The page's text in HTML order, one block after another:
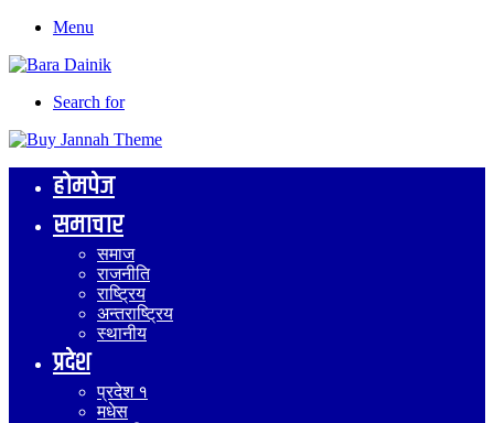
Menu
Search for
होमपेज
समाचार
समाज
राजनीति
राष्ट्रिय
अन्तराष्ट्रिय
स्थानीय
प्रदेश
प्रदेश १
मधेस